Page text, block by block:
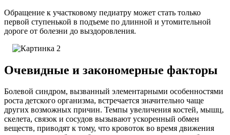
Обращение к участковому педиатру может стать только
первой ступенькой в подъеме по длинной и утомительной
дороге от болезни до выздоровления.
Очевидные и закономерные факторы
Болевой синдром, вызванный элементарными особенностями
роста детского организма, встречается значительно чаще
других возможных причин. Темпы увеличения костей, мышц,
скелета, связок и сосудов вызывают ускоренный обмен
веществ, приводят к тому, что кровоток во время движения